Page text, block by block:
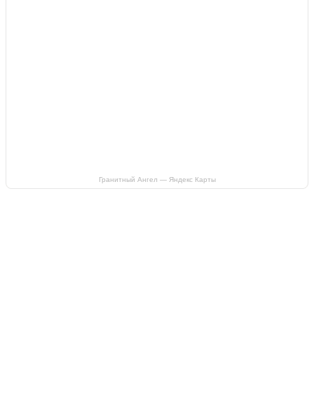
Гранитный Ангел — Яндекс Карты